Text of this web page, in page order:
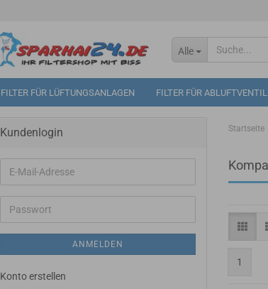
Alle
FILTER FÜR LÜFTUNGSANLAGEN FILTER FÜR
Startseite
1
Kundenlogin
E-
Mail-
Adresse
Passwort
ANMELDEN
Konto erstellen